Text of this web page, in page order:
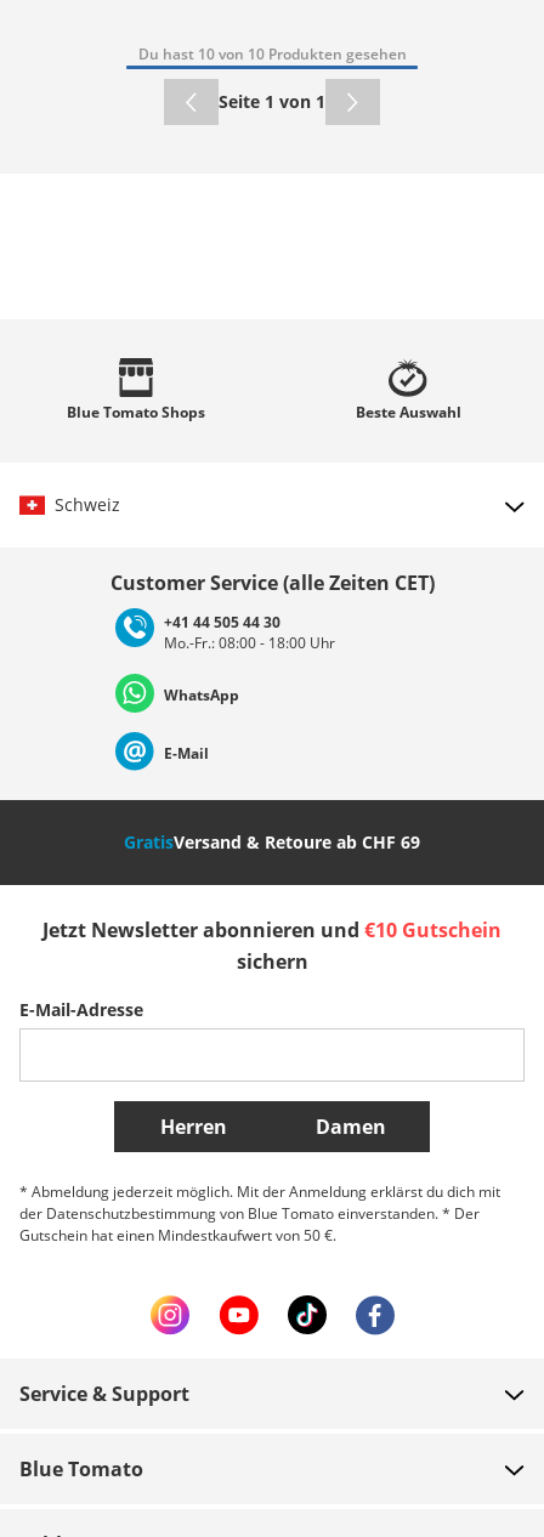
Du hast 10 von 10 Produkten gesehen
Seite 1 von 1
Blue TomatoShops BesteAuswahl
Schweiz
Deutschland Österreich
Nederland Italia (Italiano) Italien (Deutsch)
Slovenija
Belgique (Français) Danmark Norge
Weitere Länder
Customer Service (alle Zeiten CET)
+41 44 505 44 30
Mo.-Fr.: 08:00 - 18:00 Uhr
WhatsApp
E-Mail
GratisVersand & Retoure ab CHF 69
Jetzt Newsletter abonnieren und €10 Gutschein
sichern
E-Mail-Adresse
Herren Damen
* Abmeldung jederzeit möglich. Mit der Anmeldung erklärst du dich mit
der Datenschutzbestimmung von Blue Tomato einverstanden. * Der
Gutschein hat einen Mindestkaufwert von 50 €.
Service & Support
Versand
Blue Tomato